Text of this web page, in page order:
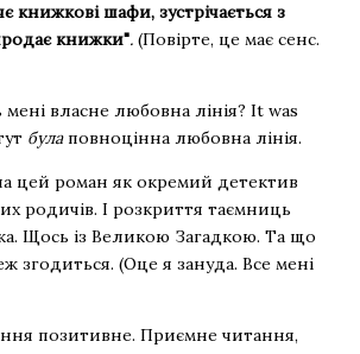
книжкові шафи, зустрічається з
книжки". (Повірте, це має сенс.
власне любовна лінія? It was
булаповноцінна любовна лінія.
цей роман як окремий детектив
родичів. І розкриття таємниць
Щось із Великою Загадкою. Та що
згодиться. (Оце я зануда. Все мені
позитивне. Приємне читання,